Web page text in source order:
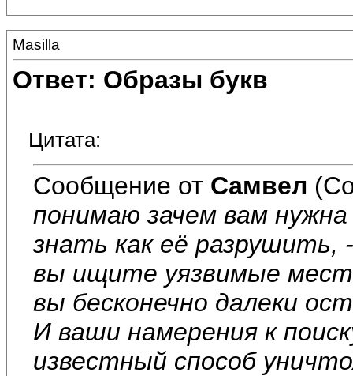
Masilla
Ответ: Образы букв
Цитата:
Сообщение от Самвел
понимаю зачем вам
знать как её разрушить,
вы ищите уязвимые
вы бесконечно далеки
И ваши намерения к
известный способ